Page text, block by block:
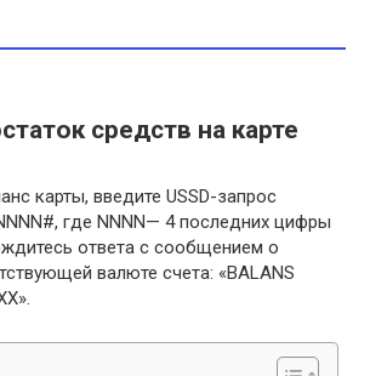
средств на карте
карты, введите USSD-запрос
где NNNN— 4 последних цифры
ответа с сообщением о
валюте счета: «BALANS